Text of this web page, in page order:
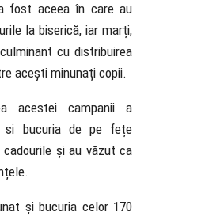
fost aceea în care au
la biserică, iar marți,
cu distribuirea
acești minunați copii.
acestei campanii a
si bucuria de pe fețe
și au văzut ca
și bucuria celor 170